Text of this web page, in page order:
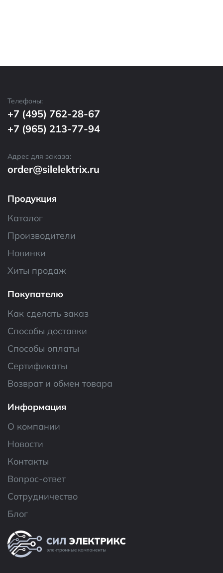
Телефоны:
+7 (495) 762-28-67
+7 (965) 213-77-94
Адрес для заказа:
order@silelektrix.ru
Продукция
Каталог
Производители
Новинки
Хиты продаж
Покупателю
Как сделать заказ
Способы доставки
Способы оплаты
Сертификаты
Возврат и обмен товара
Информация
О компании
Новости
Контакты
Вопрос-ответ
Сотрудничество
Блог